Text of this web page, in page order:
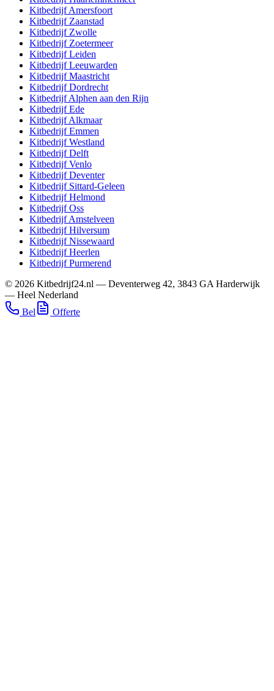
KitbedrijfAmersfoort
Kitbedrijf Zaanstad
Kitbedrijf Zwolle
Kitbedrijf Zoetermeer
KitbedrijfLeiden
KitbedrijfLeeuwarden
KitbedrijfMaastricht
KitbedrijfDordrecht
KitbedrijfAlphen aan den Rijn
KitbedrijfEde
KitbedrijfAlkmaar
KitbedrijfEmmen
KitbedrijfWestland
KitbedrijfDelft
KitbedrijfVenlo
KitbedrijfDeventer
Kitbedrijf Sittard-Geleen
KitbedrijfHelmond
KitbedrijfOss
KitbedrijfAmstelveen
KitbedrijfHilversum
KitbedrijfNissewaard
KitbedrijfHeerlen
KitbedrijfPurmerend
© 2026 Kitbedrijf24.nl — Deventerweg 42, 3843 GA Harderwijk
— Heel Nederland
Bel
Offerte